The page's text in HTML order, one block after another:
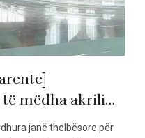
Si prodhohen panele të mëdha akrilike të derdhura - Leyu Acrylic
janë thelbësore për